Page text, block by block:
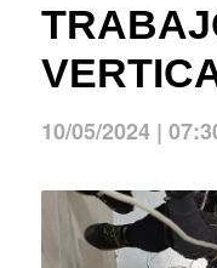
10/05/2024 |